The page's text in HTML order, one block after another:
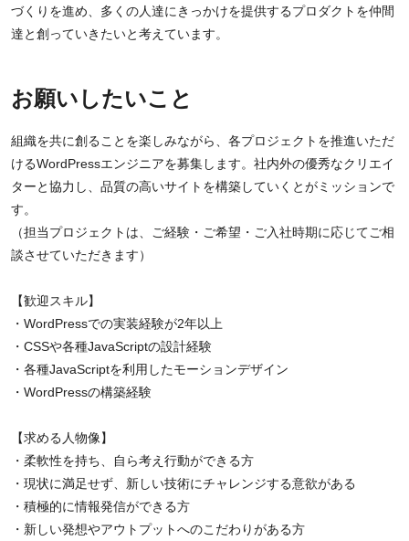
づくりを進め、多くの人達にきっかけを提供するプロダクトを仲間
達と創っていきたいと考えています。
お願いしたいこと
組織を共に創ることを楽しみながら、各プロジェクトを推進いただ
けるWordPressエンジニアを募集します。社内外の優秀なクリエイ
ターと協力し、品質の高いサイトを構築していくとがミッションで
す。
（担当プロジェクトは、ご経験・ご希望・ご入社時期に応じてご相
談させていただきます）
【歓迎スキル】
・WordPressでの実装経験が2年以上
・CSSや各種JavaScriptの設計経験
・各種JavaScriptを利用したモーションデザイン
・WordPressの構築経験
【求める人物像】
・柔軟性を持ち、自ら考え行動ができる方
・現状に満足せず、新しい技術にチャレンジする意欲がある
・積極的に情報発信ができる方
・新しい発想やアウトプットへのこだわりがある方